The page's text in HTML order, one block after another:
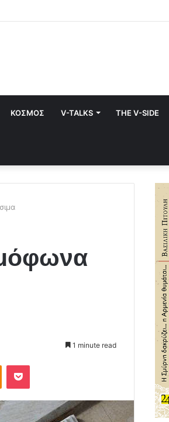
του Δήμου
ΚΟΣΜΟΣ V-TALKS THE V-SIDE
1 minute read